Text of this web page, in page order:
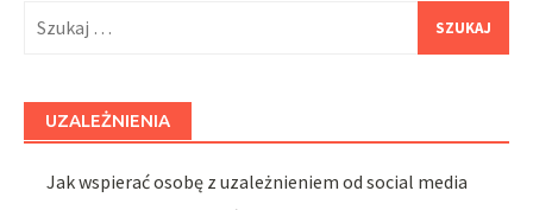
UZALEŻNIENIA
Jak wspierać osobę z uzależnieniem od social media